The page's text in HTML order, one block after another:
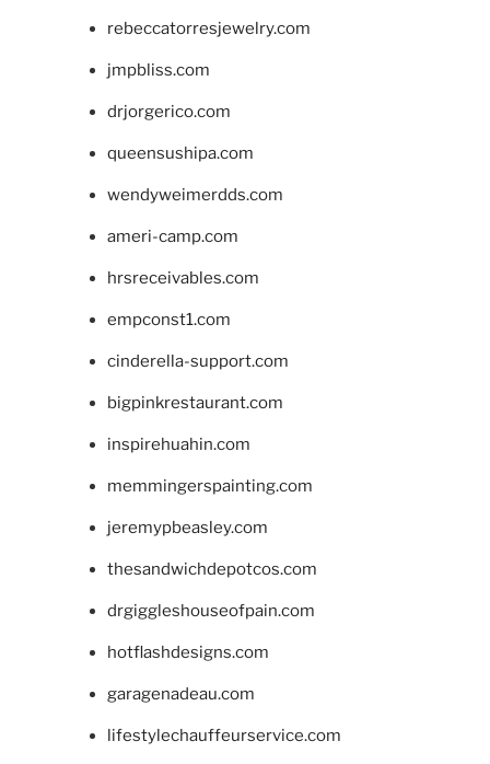
rebeccatorresjewelry.com
jmpbliss.com
drjorgerico.com
queensushipa.com
wendyweimerdds.com
ameri-camp.com
hrsreceivables.com
empconst1.com
cinderella-support.com
bigpinkrestaurant.com
inspirehuahin.com
memmingerspainting.com
jeremypbeasley.com
thesandwichdepotcos.com
drgiggleshouseofpain.com
hotflashdesigns.com
garagenadeau.com
lifestylechauffeurservice.com